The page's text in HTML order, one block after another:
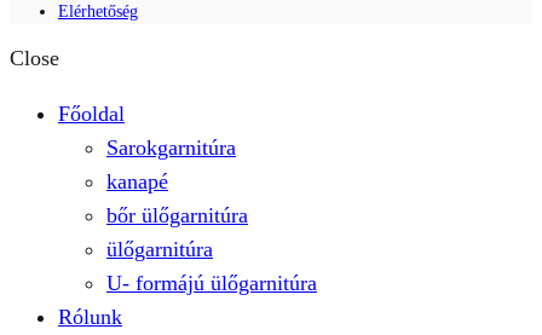
Elérhetőség
Close
Főoldal
Sarokgarnitúra
kanapé
bőr ülőgarnitúra
ülőgarnitúra
U- formájú ülőgarnitúra
Rólunk